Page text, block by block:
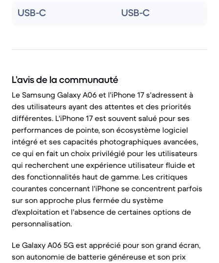
USB-C USB-C
L’avis de la communauté
Le Samsung Galaxy A06 et l'iPhone 17 s'adressent à
des utilisateurs ayant des attentes et des priorités
différentes. L'iPhone 17 est souvent salué pour ses
performances de pointe, son écosystème logiciel
intégré et ses capacités photographiques avancées,
ce qui en fait un choix privilégié pour les utilisateurs
qui recherchent une expérience utilisateur fluide et
des fonctionnalités haut de gamme. Les critiques
courantes concernant l'iPhone se concentrent parfois
sur son approche plus fermée du système
d'exploitation et l'absence de certaines options de
personnalisation.
Le Galaxy A06 5G est apprécié pour son grand écran,
son autonomie de batterie généreuse et son prix